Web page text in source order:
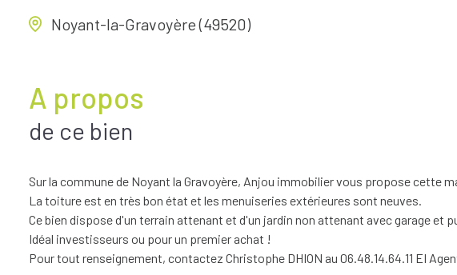
Noyant-la-Gravoyère (49520)
A propos
de ce bien
Sur la commune de Noyant la Gravoyère, Anjou immobilier vous propose cette
La toiture est en très bon état et les menuiseries extérieures sont neuves.
Ce bien dispose d'un terrain attenant et d'un jardin non attenant avec garage et
Idéal investisseurs ou pour un premier achat !
Pour tout renseignement, contactez Christophe DHION au 06.48.14.64.11 EI